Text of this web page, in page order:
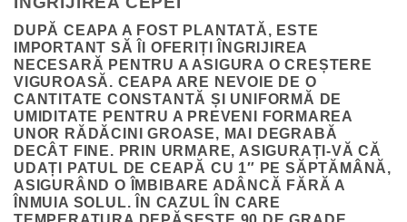
DUPĂ CEAPA A FOST PLANTATĂ, ESTE
IMPORTANT SĂ ÎI OFERIȚI ÎNGRIJIREA
NECESARĂ PENTRU A ASIGURA O CREȘTERE
VIGUROASĂ. CEAPA ARE NEVOIE DE O
CANTITATE CONSTANTĂ ȘI UNIFORMĂ DE
UMIDITATE PENTRU A PREVENI FORMAREA
UNOR RĂDĂCINI GROASE, MAI DEGRABĂ
DECÂT FINE. PRIN URMARE, ASIGURAȚI-VĂ CĂ
UDAȚI PATUL DE CEAPĂ CU 1″ PE SĂPTĂMÂNĂ,
ASIGURÂND O ÎMBIBARE ADÂNCĂ FĂRĂ A
ÎNMUIA SOLUL. ÎN CAZUL ÎN CARE